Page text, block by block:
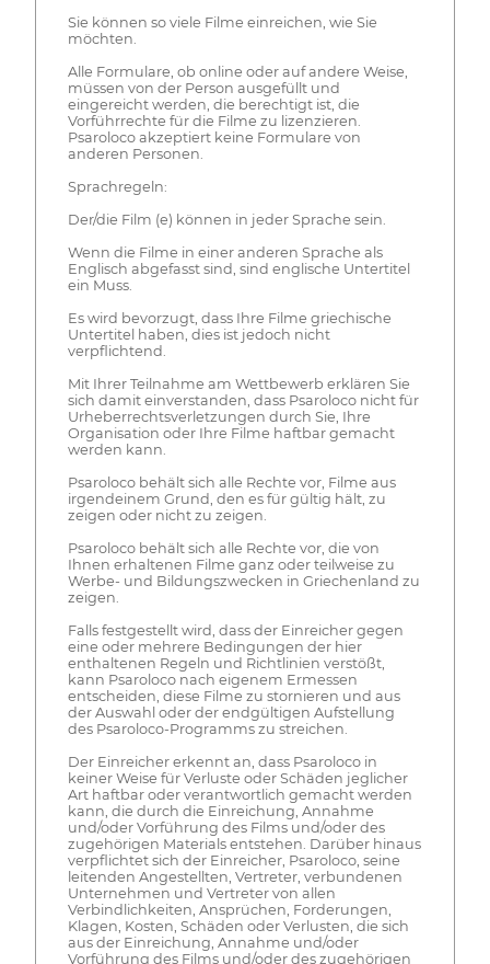
Sie können so viele Filme einreichen, wie Sie
möchten.
Alle Formulare, ob online oder auf andere Weise,
müssen von der Person ausgefüllt und
eingereicht werden, die berechtigt ist, die
Vorführrechte für die Filme zu lizenzieren.
Psaroloco akzeptiert keine Formulare von
anderen Personen.
Sprachregeln:
Der/die Film (e) können in jeder Sprache sein.
Wenn die Filme in einer anderen Sprache als
Englisch abgefasst sind, sind englische Untertitel
ein Muss.
Es wird bevorzugt, dass Ihre Filme griechische
Untertitel haben, dies ist jedoch nicht
verpflichtend.
Mit Ihrer Teilnahme am Wettbewerb erklären Sie
sich damit einverstanden, dass Psaroloco nicht für
Urheberrechtsverletzungen durch Sie, Ihre
Organisation oder Ihre Filme haftbar gemacht
werden kann.
Psaroloco behält sich alle Rechte vor, Filme aus
irgendeinem Grund, den es für gültig hält, zu
zeigen oder nicht zu zeigen.
Psaroloco behält sich alle Rechte vor, die von
Ihnen erhaltenen Filme ganz oder teilweise zu
Werbe- und Bildungszwecken in Griechenland zu
zeigen.
Falls festgestellt wird, dass der Einreicher gegen
eine oder mehrere Bedingungen der hier
enthaltenen Regeln und Richtlinien verstößt,
kann Psaroloco nach eigenem Ermessen
entscheiden, diese Filme zu stornieren und aus
der Auswahl oder der endgültigen Aufstellung
des Psaroloco-Programms zu streichen.
Der Einreicher erkennt an, dass Psaroloco in
keiner Weise für Verluste oder Schäden jeglicher
Art haftbar oder verantwortlich gemacht werden
kann, die durch die Einreichung, Annahme
und/oder Vorführung des Films und/oder des
zugehörigen Materials entstehen. Darüber hinaus
verpflichtet sich der Einreicher, Psaroloco, seine
leitenden Angestellten, Vertreter, verbundenen
Unternehmen und Vertreter von allen
Verbindlichkeiten, Ansprüchen, Forderungen,
Klagen, Kosten, Schäden oder Verlusten, die sich
aus der Einreichung, Annahme und/oder
Vorführung des Films und/oder des zugehörigen